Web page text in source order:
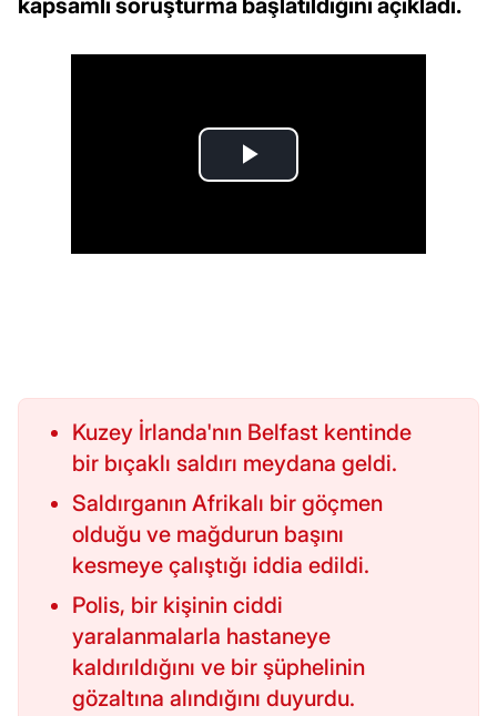
kapsamlı soruşturma başlatıldığını açıkladı.
Kuzey İrlanda'nın Belfast kentinde
bir bıçaklı saldırı meydana geldi.
Saldırganın Afrikalı bir göçmen
olduğu ve mağdurun başını
kesmeye çalıştığı iddia edildi.
Polis, bir kişinin ciddi
yaralanmalarla hastaneye
kaldırıldığını ve bir şüphelinin
gözaltına alındığını duyurdu.